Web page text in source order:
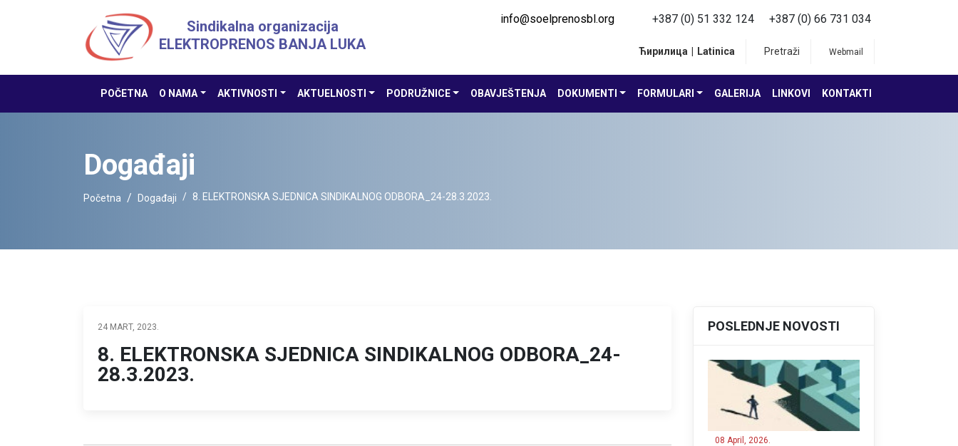
Sindikalna organizacija
ELEKTROPRENOS BANJA LUKA
Ћирилица Latinica Pretraži Webmail
info@soelprenosbl.org +387 (0) 51 332 124 +387 (0) 66 731 034
POČETNA O NAMA AKTIVNOSTI AKTUELNOSTI PODRUŽNICE OBAVJEŠTENJA DOKUMENTI FORMULARI GALERIJA LINKOVI KONTAKTI
Događaji
Početna Događaji 8. ELEKTRONSKA SJEDNICA SINDIKALNOG ODBORA_24-28.3.2023.
24 MART, 2023.
8. ELEKTRONSKA SJEDNICA SINDIKALNOG ODBORA_24-
28.3.2023.
POSLEDNJE NOVOSTI
08 April, 2026.